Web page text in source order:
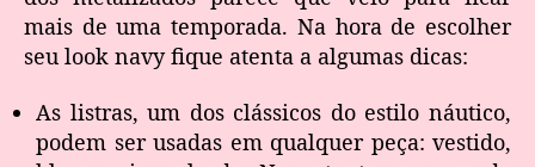
mais de uma temporada. Na hora de escolher
seu look navy fique atenta a algumas dicas:
As listras, um dos clássicos do estilo náutico,
podem ser usadas em qualquer peça: vestido,